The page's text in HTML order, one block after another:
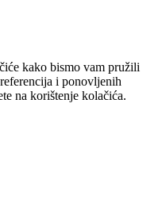
kako bismo vam pružili
i ponovljenih
na korištenje kolačića.